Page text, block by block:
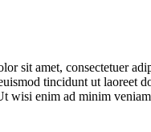
sit amet, consectetuer
tincidunt ut laoreet
wisi enim ad minim veniam,